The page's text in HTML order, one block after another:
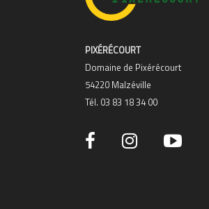
PIXÉRÉCOURT
Domaine de Pixérécourt
54220 Malzéville
Tél. 03 83 18 34 00